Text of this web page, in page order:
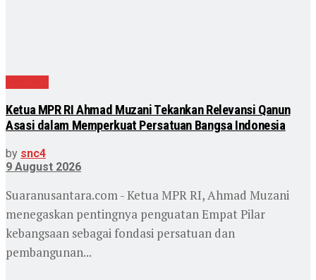
Ketua MPR RI Ahmad Muzani Tekankan Relevansi Qanun
Asasi dalam Memperkuat Persatuan Bangsa Indonesia
by snc4
9 August 2026
Suaranusantara.com - Ketua MPR RI, Ahmad Muzani
menegaskan pentingnya penguatan Empat Pilar
kebangsaan sebagai fondasi persatuan dan
pembangunan...